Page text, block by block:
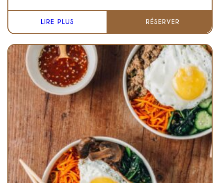
LIRE PLUS RÉSERVER